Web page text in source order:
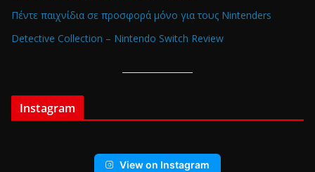
Πέντε παιχνίδια σε προσφορά μόνο για τους Nintenders
Detective Collection – Nintendo Switch Review
Instagram
View on Instagram